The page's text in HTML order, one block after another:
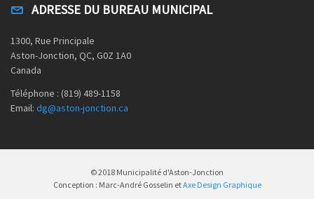
ADRESSE DU BUREAU MUNICIPAL
1300, Rue Principale
Aston-Jonction, QC, G0Z 1A0
Canada
Téléphone : (819) 489-1158
Email: dg@aston-jonction.ca
© 2018 Municipalité d'Aston-Jonction
Conception : Marc-André Gosselin etAxe Design Graphique